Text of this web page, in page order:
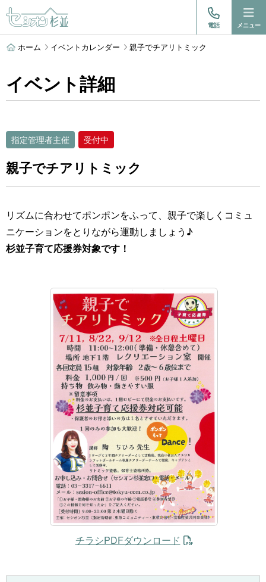
電話 メニュー
ホーム イベントカレンダー 親子でチアリトミック
イベント詳細
指定管理者主催 受付中
親子でチアリトミック
リズムに合わせてポンポンをふって、親子で楽しくコミュ
ニケーションをとりながら運動しましょう♪
杉並子育て応援券対象です！
チラシPDFダウンロード